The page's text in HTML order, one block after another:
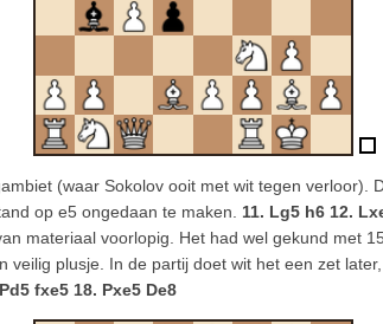
(waar Sokolov ooit met wit tegen verloor).
op e5 ongedaan te maken. 11. Lg5 h6 12.
materiaal voorlopig. Het had wel gekund met
veilig plusje. In de partij doet wit het een zet
fxe5 18. Pxe5 De8